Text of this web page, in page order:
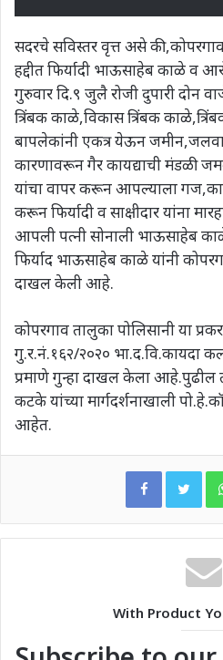
सदरचे सविस्तर वृत्त असे
हद्दीत फिर्यादी भाऊसाहेब काळे व
गुरुवार दि.९ जुलै रोजी दुपारी दोन
त्रिंबक काळे,विकास त्रिंबक
बापलेकांनी एकत्र येऊन
कारणावरून गैर कायद्याची मंडळी
यांचा वापर करून आपल्याला
करून फिर्यादी व साक्षीदार यांना
आपली पत्नी सोनाली भाऊसाहेब
फिर्याद भाऊसाहेब काळे यांनी
दाखल केली आहे.
कोपरगाव तालुका पोलिसानी या
गु.र.नं.१६२/२०२० भा.द.वि.कायदा
प्रमाणे गुन्हा दाखल केला आहे.पुढील
कटके यांच्या मार्गदर्शनाखाली
आहेत.
With Product